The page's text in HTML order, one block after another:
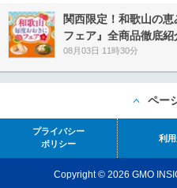
関西限定！和歌山の
フェア』全商品徹底紹
08月03日 11時30分
ペー
プライバシー
ポリシー
利
Copyright © 2026 GMO